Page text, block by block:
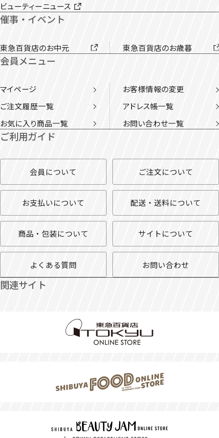
ビューティーニュース
催事・イベント
東急百貨店のお中元 東急百貨店のお歳暮
会員メニュー
マイページ
お客様情報の変更
ご注文履歴一覧
アドレス帳一覧
お気に入り商品一覧
お問い合わせ一覧
ご利用ガイド
会員について ご注文について
お支払いについて 配送・送料について
商品・包装について サイトについて
よくある質問 お問い合わせ
関連サイト